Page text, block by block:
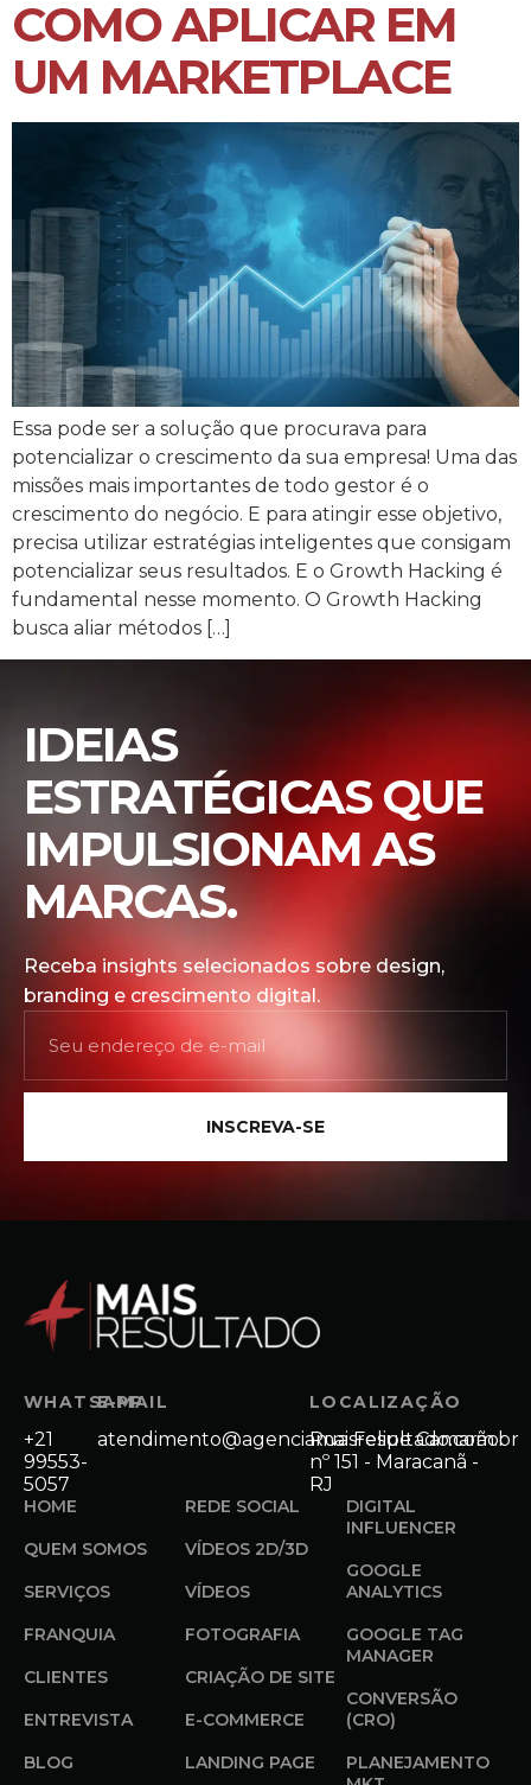
COMO APLICAR EM
UM MARKETPLACE
Essa pode ser a solução que procurava para
potencializar o crescimento da sua empresa! Uma das
missões mais importantes de todo gestor é o
crescimento do negócio. E para atingir esse objetivo,
precisa utilizar estratégias inteligentes que consigam
potencializar seus resultados. E o Growth Hacking é
fundamental nesse momento. O Growth Hacking
busca aliar métodos […]
IDEIAS
ESTRATÉGICAS QUE
IMPULSIONAM AS
MARCAS.
Receba insights selecionados sobre design,
branding e crescimento digital.
INSCREVA-SE
WHATSAPP
+21
99553-
5057
E-MAIL
atendimento@agenciamaisresultado.com.br
LOCALIZAÇÃO
Rua Felipe Camarão
nº 151 - Maracanã -
RJ
HOME
QUEM SOMOS
SERVIÇOS
FRANQUIA
CLIENTES
ENTREVISTA
BLOG
REDE SOCIAL
VÍDEOS 2D/3D
VÍDEOS
FOTOGRAFIA
CRIAÇÃO DE SITE
E-COMMERCE
LANDING PAGE
DIGITAL
INFLUENCER
GOOGLE
ANALYTICS
GOOGLE TAG
MANAGER
CONVERSÃO
(CRO)
PLANEJAMENTO